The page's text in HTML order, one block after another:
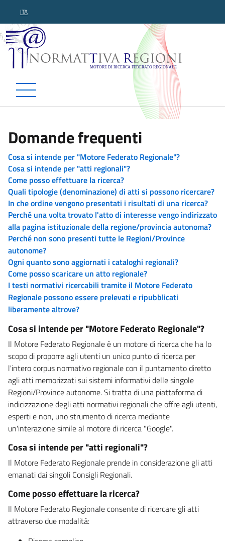
ITA
Normattiva Regioni -
Domande frequenti
Cosa si intende per "Motore Federato Regionale"?
Cosa si intende per "atti regionali"?
Come posso effettuare la ricerca?
Quali tipologie (denominazione) di atti si possono ricercare?
In che ordine vengono presentati i risultati di una ricerca?
Perché una volta trovato l'atto di interesse vengo indirizzato
alla pagina istituzionale della regione/provincia autonoma?
Perché non sono presenti tutte le Regioni/Province
autonome?
Ogni quanto sono aggiornati i cataloghi regionali?
Come posso scaricare un atto regionale?
I testi normativi ricercabili tramite il Motore Federato
Regionale possono essere prelevati e ripubblicati
liberamente altrove?
Cosa si intende per "Motore Federato Regionale"?
Il Motore Federato Regionale è un motore di ricerca che ha lo
scopo di proporre agli utenti un unico punto di ricerca per
l'intero corpus normativo regionale con il puntamento diretto
agli atti memorizzati sui sistemi informativi delle singole
Regioni/Province autonome. Si tratta di una piattaforma di
indicizzazione degli atti normativi regionali che offre agli utenti,
esperti e non, uno strumento di ricerca mediante
un'interazione simile al motore di ricerca "Google".
Cosa si intende per "atti regionali"?
Il Motore Federato Regionale prende in considerazione gli atti
emanati dai singoli Consigli Regionali.
Come posso effettuare la ricerca?
Il Motore Federato Regionale consente di ricercare gli atti
attraverso due modalità: